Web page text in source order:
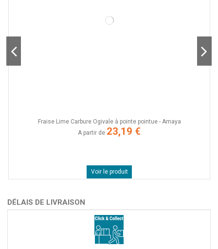
Fraise Lime Carbure Ogivale à pointe pointue - Amaya
A partir de 23,19 €
Voir le produit
DÉLAIS DE LIVRAISON